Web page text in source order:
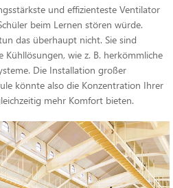
und effizienteste Ventilator
beim Lernen stören würde.
das überhaupt nicht. Sie sind
Kühllösungen, wie z. B. herkömmliche
Die Installation großer
könnte also die Konzentration Ihrer
mehr Komfort bieten.